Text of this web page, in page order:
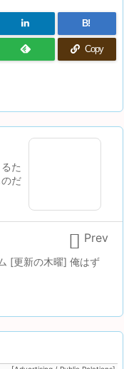
B!
Copy
た
だ
[更新の木曜] 俺はず
 Prev